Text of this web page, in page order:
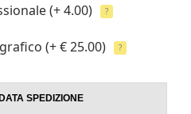
(+ 4.00) ?
(+ € 25.00) ?
SPEDIZIONE